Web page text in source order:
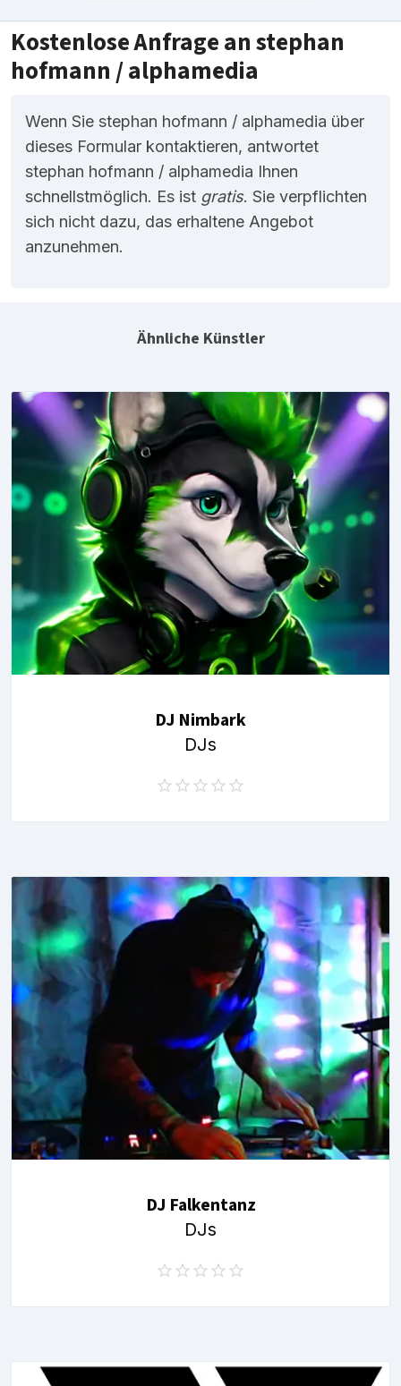
Kostenlose Anfrage an stephan
hofmann / alphamedia
Wenn Sie stephan hofmann / alphamedia über
dieses Formular kontaktieren, antwortet
stephan hofmann / alphamedia Ihnen
schnellstmöglich. Es ist gratis. Sie verpflichten
sich nicht dazu, das erhaltene Angebot
anzunehmen.
Ähnliche Künstler
DJ Nimbark
DJs
DJ Falkentanz
DJs